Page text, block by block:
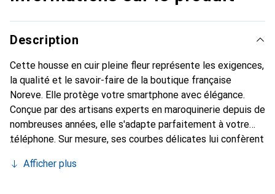
Description
Cette housse en cuir pleine fleur représente les exigences,
la qualité et le savoir-faire de la boutique française
Noreve. Elle protège votre smartphone avec élégance.
Conçue par des artisans experts en maroquinerie depuis de
nombreuses années, elle s'adapte parfaitement à votre
téléphone. Sur mesure, ses courbes délicates lui confèrent
et indispensable de votre smartphone. Reconnaître
Afficher plus